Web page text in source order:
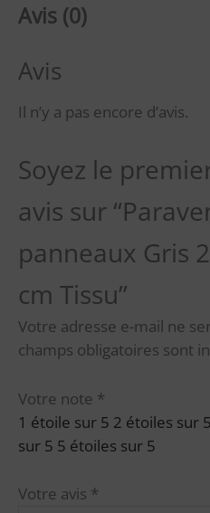
Avis (0)
Avis
Il n’y a pas encore d’avis.
Soyez le
avis sur
panneaux Gris
cm Tissu”
Votre adresse e-mail ne
champs obligatoires sont
Votre note *
1 étoile sur 5 2 étoiles sur 5
sur 5 5 étoiles sur 5
Votre avis *